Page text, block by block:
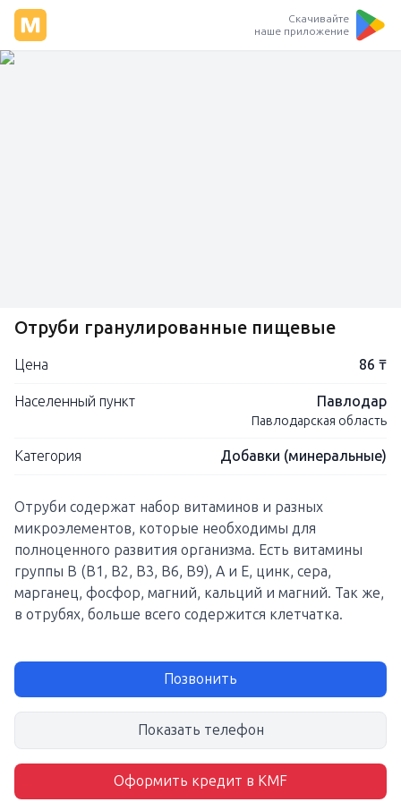
Скачивайте
наше приложение
Отруби гранулированные пищевые
Цена 86 ₸
Населенный пункт Павлодар
Павлодарская область
Категория Добавки (минеральные)
Отруби содержат набор витаминов и разных
микроэлементов, которые необходимы для
полноценного развития организма. Есть витамины
группы В (В1, В2, В3, В6, В9), А и Е, цинк, сера,
марганец, фосфор, магний, кальций и магний. Так же,
в отрубях, больше всего содержится клетчатка.
Позвонить
Показать телефон
Оформить кредит в KMF